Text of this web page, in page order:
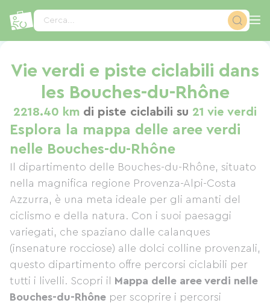
Cerca...
Vie verdi e piste ciclabili dans
les Bouches-du-Rhône
2218.40 km di piste ciclabili su 21 vie verdi
Esplora la mappa delle aree verdi
nelle Bouches-du-Rhône
Il dipartimento delle Bouches-du-Rhône, situato
nella magnifica regione Provenza-Alpi-Costa
Azzurra, è una meta ideale per gli amanti del
ciclismo e della natura. Con i suoi paesaggi
variegati, che spaziano dalle calanques
(insenature rocciose) alle dolci colline provenzali,
questo dipartimento offre percorsi ciclabili per
tutti i livelli. Scopri il Mappa delle aree verdi nelle
Bouches-du-Rhône per scoprire i percorsi
Pannello di gestione dei cookies